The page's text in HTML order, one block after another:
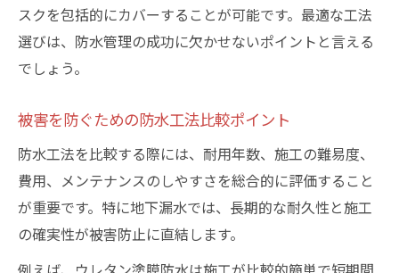
スクを包括的にカバーすることが可能です。最適な工法
選びは、防水管理の成功に欠かせないポイントと言える
でしょう。
被害を防ぐための防水工法比較ポイント
防水工法を比較する際には、耐用年数、施工の難易度、
費用、メンテナンスのしやすさを総合的に評価すること
が重要です。特に地下漏水では、長期的な耐久性と施工
の確実性が被害防止に直結します。